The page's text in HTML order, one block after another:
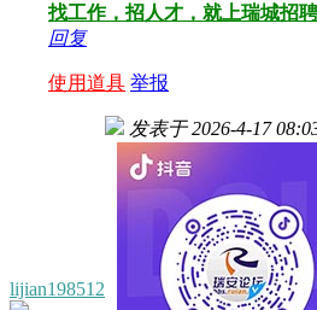
找工作，招人才，就上瑞城招聘
回复
使用道具 举报
lijian198512
发表于 2026-4-17